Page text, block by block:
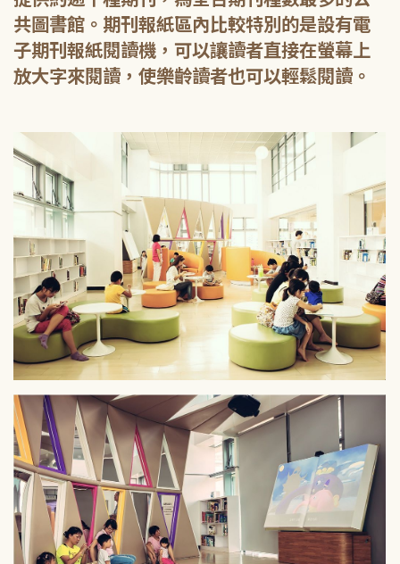
共圖書館。期刊報紙區內比較特別的是設有電
子期刊報紙閱讀機，可以讓讀者直接在螢幕上
放大字來閱讀，使樂齡讀者也可以輕鬆閱讀。